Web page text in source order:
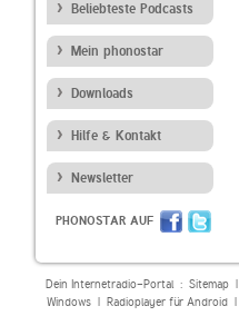
Beliebteste Podcasts
Mein phonostar
Downloads
Hilfe & Kontakt
Newsletter
PHONOSTAR AUF
Dein Internetradio-Portal : Sitemap|
Windows| Radioplayer für Android|